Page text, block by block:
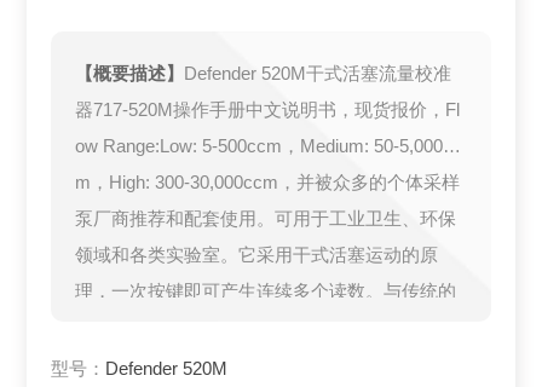
【概要描述】 Defender 520M干式活塞流量校准
器717-520M操作手册中文说明书，现货报价，Fl
ow Range:Low: 5-500ccm，Medium: 50-5,000cc
m，High: 300-30,000ccm，并被众多的个体采样
泵厂商推荐和配套使用。可用于工业卫生、环保
领域和各类实验室。它采用干式活塞运动的原
理，一次按键即可产生连续多个读数。与传统的
型号： Defender 520M